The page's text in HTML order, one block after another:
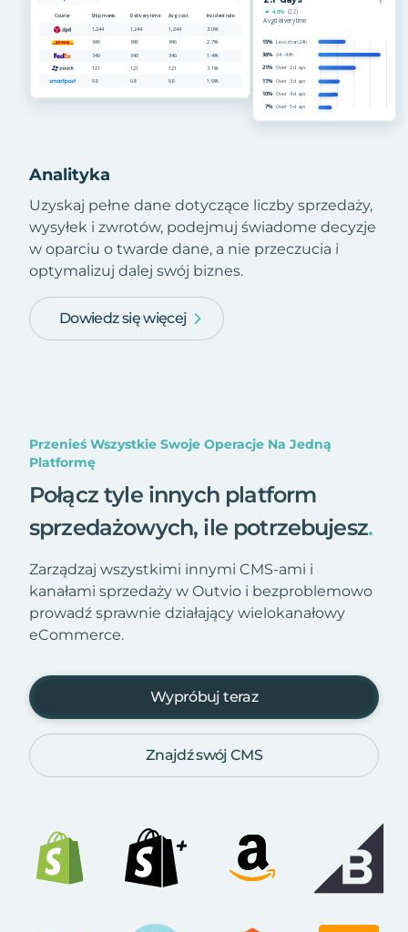
Analityka
Uzyskaj pełne dane dotyczące liczby sprzedaży,
wysyłek i zwrotów, podejmuj świadome decyzje
w oparciu o twarde dane, a nie przeczucia i
optymalizuj dalej swój biznes.
Dowiedz się więcej
Przenieś Wszystkie Swoje Operacje Na Jedną
Platformę
Połącz tyle innych platform
sprzedażowych, ile potrzebujesz.
Zarządzaj wszystkimi innymi CMS-ami i
kanałami sprzedaży w Outvio i bezproblemowo
prowadź sprawnie działający wielokanałowy
eCommerce.
Wypróbuj teraz
Znajdź swój CMS